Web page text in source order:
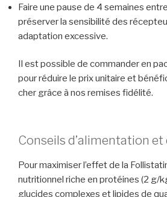
Faire une pause de 4 semaines
préserver la sensibilité des
adaptation excessive.
Il est possible de commander en
pour réduire le prix unitaire et
cher grâce à nos remises fidélité.
Conseils d’alimentation
Pour maximiser l’effet de la
nutritionnel riche en protéines (2 g/
glucides complexes et lipides de